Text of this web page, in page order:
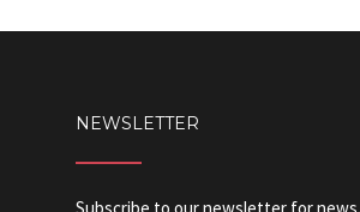
NEWSLETTER